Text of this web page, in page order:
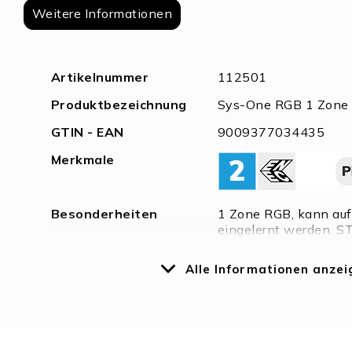
springen
Weitere Informationen
Weitere
Artikelnummer
112501
Produktbezeichnung
Sys-One RGB 1
GTIN - EAN
9009377034435
Merkmale
Besonderheiten
1 Zone RGB, kann
eingelernt werden.
Dimmspezifikationen
stufenlos dimmbar,
Alle Informationen